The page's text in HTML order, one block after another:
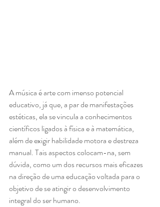
A música é arte com imenso potencial
educativo, já que, a par de manifestações
estéticas, ela se vincula a conhecimentos
científicos ligados à física e à matemática,
além de exigir habilidade motora e destreza
manual. Tais aspectos colocam-na, sem
dúvida, como um dos recursos mais eficazes
na direção de uma educação voltada para o
objetivo de se atingir o desenvolvimento
integral do ser humano.